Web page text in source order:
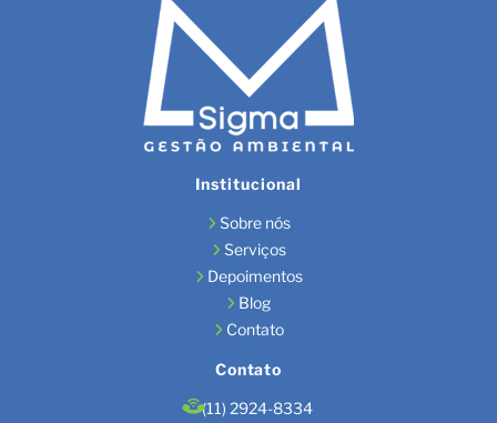
Institucional
Sobre nós
Serviços
Depoimentos
Blog
Contato
Contato
(11) 2924-8334